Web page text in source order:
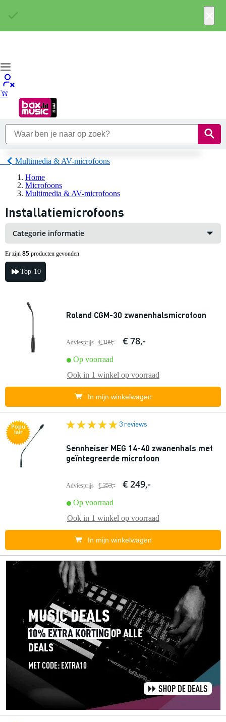
Multimedia & AV-microfoons
Home
Microfoons
Multimedia & AV-microfoons
Installatiemicrofoons
Categorie informatie
Er zijn 85 producten gevonden.
Top-10
Roland CGM-30 zwanenhalsmicrofoon
Adviesprijs € 109,- € 78,-
Op voorraad
Ook in 1 winkel op voorraad
In mijn winkelwagen
Popu
lair
3 reviews
Sennheiser MEG 14-40 zwanenhals met
geïntegreerde microfoon
Adviesprijs € 253,- € 249,-
Op voorraad
Ook in 1 winkel op voorraad
In mijn winkelwagen